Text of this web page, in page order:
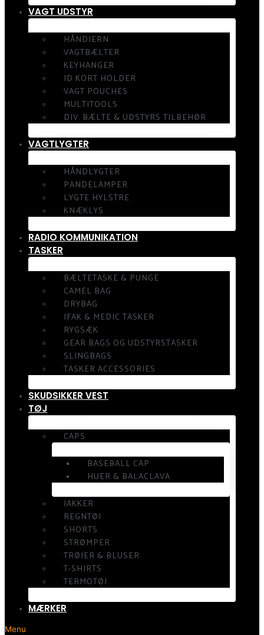
VAGT UDSTYR
HÅNDJERN
VAGTBÆLTER
KEYHANGER
ID KORT HOLDER
VAGT POUCHES
MULTITOOLS
DIV. BÆLTE & UDSTYRS TILBEHØR
VAGTLYGTER
HÅNDLYGTER
PANDELAMPER
LYGTE HYLSTRE
KNÆKLYS
RADIO KOMMUNIKATION
TASKER
BÆLTETASKE & PUNGE
CAMEL BAG
DRYBAG
IFAK & MEDIC TASKER
RYGSÆK
GEAR BAGS OG UDSTYRSTASKER
SLINGBAGS
TASKER ACCESSORIES
SKUDSIKKER VEST
TØJ
CAPS
BASEBALL CAP
HUER & BALACLAVA
JAKKER
REGNTØJ
SHORTS
STRØMPER
TRØJER & BLUSER
T-SHIRTS
TERMOTØJ
MÆRKER
Menu